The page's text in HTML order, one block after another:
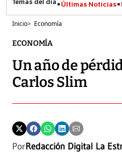
Últimas Noticias
Inicio> Economía
ECONOMÍA
Un año de
Carlos Slim
PorRedacción Digital La